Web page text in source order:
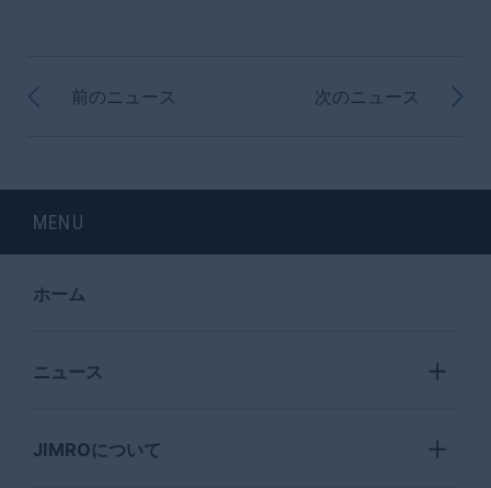
前のニュース 次のニュース
MENU
ホーム
ニュース
JIMROについて